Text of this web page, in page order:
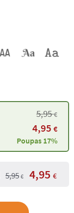
5,95€
4,95 €
Poupas 17%
5,95 € 4,95 €